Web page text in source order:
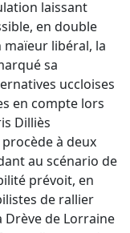
laissant
en double
maïeur libéral, la
sa
uccloises
en compte lors
Dilliès
à deux
au scénario de
prévoit, en
de rallier
Drève de Lorraine